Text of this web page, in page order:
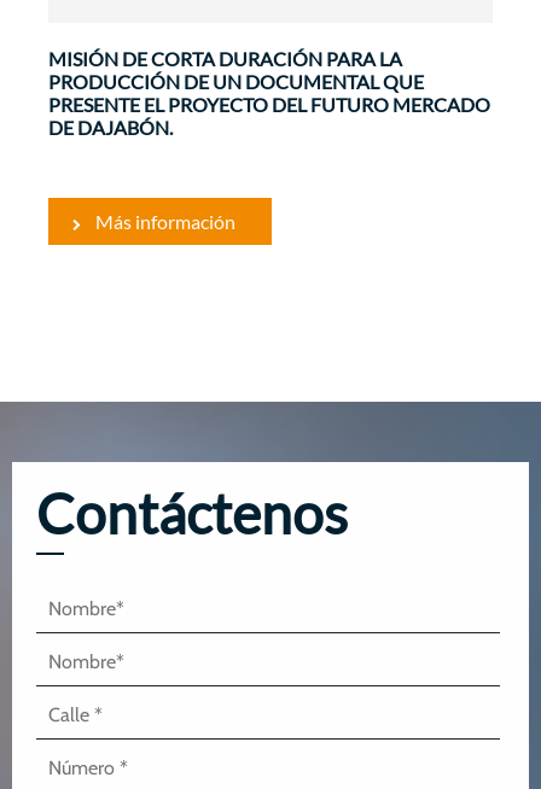
MISIÓN DE CORTA DURACIÓN PARA LA
PRODUCCIÓN DE UN DOCUMENTAL QUE
PRESENTE EL PROYECTO DEL FUTURO MERCADO
DE DAJABÓN.
Más información
Contáctenos